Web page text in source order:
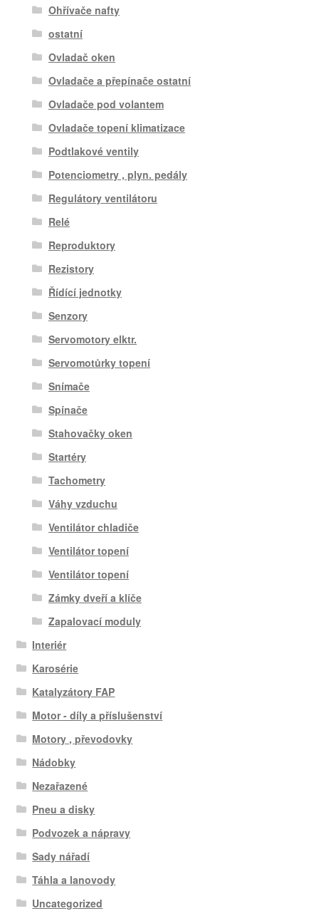
Ohřívače nafty
ostatní
Ovladač oken
Ovladače a přepínače ostatní
Ovladače pod volantem
Ovladače topení klimatizace
Podtlakové ventily
Potenciometry , plyn. pedály
Regulátory ventilátoru
Relé
Reproduktory
Rezistory
Řídící jednotky
Senzory
Servomotory elktr.
Servomotůrky topení
Snímače
Spínače
Stahovačky oken
Startéry
Tachometry
Váhy vzduchu
Ventilátor chladiče
Ventilátor topení
Ventilátor topení
Zámky dveří a klíče
Zapalovací moduly
Interiér
Karosérie
Katalyzátory FAP
Motor - díly a příslušenství
Motory , převodovky
Nádobky
Nezařazené
Pneu a disky
Podvozek a nápravy
Sady nářadí
Táhla a lanovody
Uncategorized